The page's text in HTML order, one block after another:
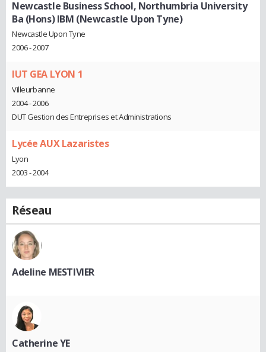
Newcastle Business School, Northumbria University
Ba (Hons) IBM (Newcastle Upon Tyne)
Newcastle Upon Tyne
2006 - 2007
IUT GEA LYON 1
Villeurbanne
2004 - 2006
DUT Gestion des Entreprises et Administrations
Lycée AUX Lazaristes
Lyon
2003 - 2004
Réseau
Adeline MESTIVIER
Catherine YE